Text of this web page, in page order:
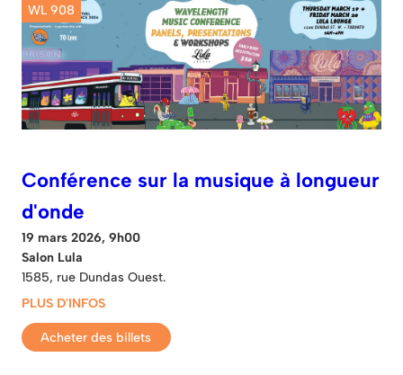
WL 908
Conférence sur la musique à longueur
d'onde
19 mars 2026, 9h00
Salon Lula
1585, rue Dundas Ouest.
PLUS D'INFOS
Acheter des billets